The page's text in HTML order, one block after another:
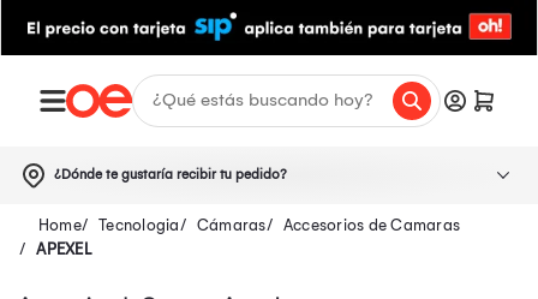
¿Dónde te gustaría recibir tu pedido?
Tecnologia Cámaras
Accesorios de Camaras
APEXEL